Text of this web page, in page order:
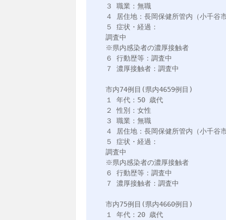
３ 職業：無職
４ 居住地：長岡保健所管内（小千谷市
５ 症状・経過：
調査中
※県内感染者の濃厚接触者
６ 行動歴等：調査中
７ 濃厚接触者：調査中
市内74例目(県内4659例目)
１ 年代：50 歳代
２ 性別：女性
３ 職業：無職
４ 居住地：長岡保健所管内（小千谷市
５ 症状・経過：
調査中
※県内感染者の濃厚接触者
６ 行動歴等：調査中
７ 濃厚接触者：調査中
市内75例目(県内4660例目)
１ 年代：20 歳代